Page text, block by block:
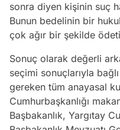
sonra diyen kişinin suç
Bunun bedelinin bir
çok ağır bir şekilde
Sonuç olarak değerli
seçimi sonuçlarıyla
gereken tüm anayasal
Cumhurbaşkanlığı
Başbakanlık, Yargıtay